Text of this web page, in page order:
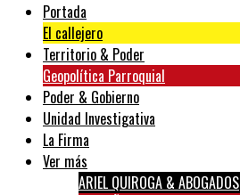
Portada
El callejero
Territorio & Poder
Geopolítica Parroquial
Poder & Gobierno
Unidad Investigativa
La Firma
Ver más
ARIEL QUIROGA & ABOGADOS